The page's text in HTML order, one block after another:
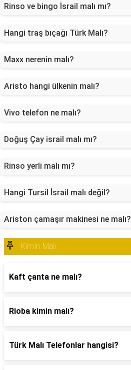
Rinso ve bingo İsrail malı mı?
Hangi traş bıçağı Türk Malı?
Maxx nerenin malı?
Aristo hangi ülkenin malı?
Vivo telefon ne malı?
Doğuş Çay israil malı mı?
Rinso yerli malı mı?
Hangi Tursil İsrail malı değil?
Ariston çamaşır makinesi ne malı?
Kimin Malı
Kaft çanta ne malı?
Rioba kimin malı?
Türk Malı Telefonlar hangisi?